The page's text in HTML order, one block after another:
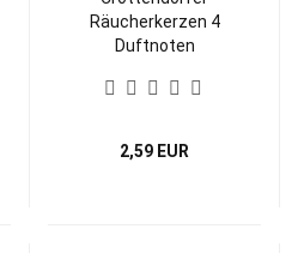
Räucherkerzen 4
Duftnoten
2,59 EUR